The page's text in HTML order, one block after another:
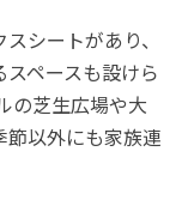
シートがあり、
ペースも設けら
の芝生広場や大
以外にも家族連